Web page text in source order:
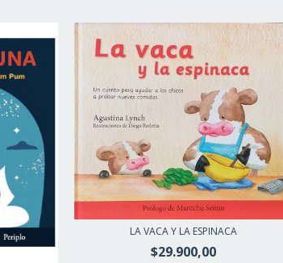
LA VACA Y LA ESPINACA
$29.900,00